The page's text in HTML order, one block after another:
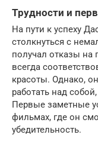
Трудности и
На пути к успеху
столкнуться с
получал отказы на
всегда
красоты. Однако,
работать над
Первые заметные
фильмах, где он
убедительность.